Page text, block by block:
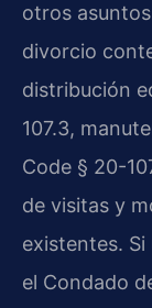
otros
divorcio
distribución
107.3,
Code § 20-
de visitas y
existentes.
el Condado